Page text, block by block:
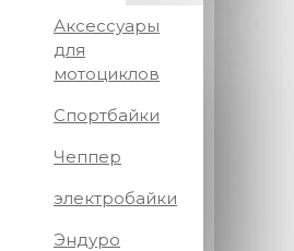
Аксессуары
для
мотоциклов
Спортбайки
Чеппер
электробайки
Эндуро